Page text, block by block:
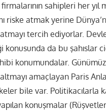
sahipleri her yıl
riske atmak yerine
tercih ediyorlar.
konusunda da bu şahıslar
konumundalar.
amaçlayan Paris
bile var. Politikacılarla
konuşmalar